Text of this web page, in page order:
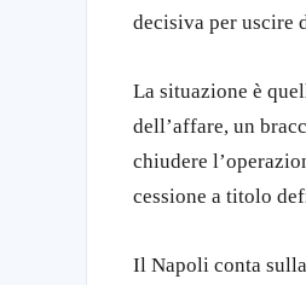
decisiva per uscire
La situazione è
dell’affare, un
chiudere
cessione a titolo
Il Napoli conta